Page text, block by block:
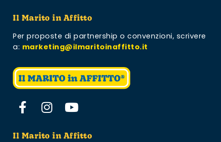
Il Marito in Affitto
Per proposte di partnership o convenzioni, scrivere
a: marketing@ilmaritoinaffitto.it
Il Marito in Affitto